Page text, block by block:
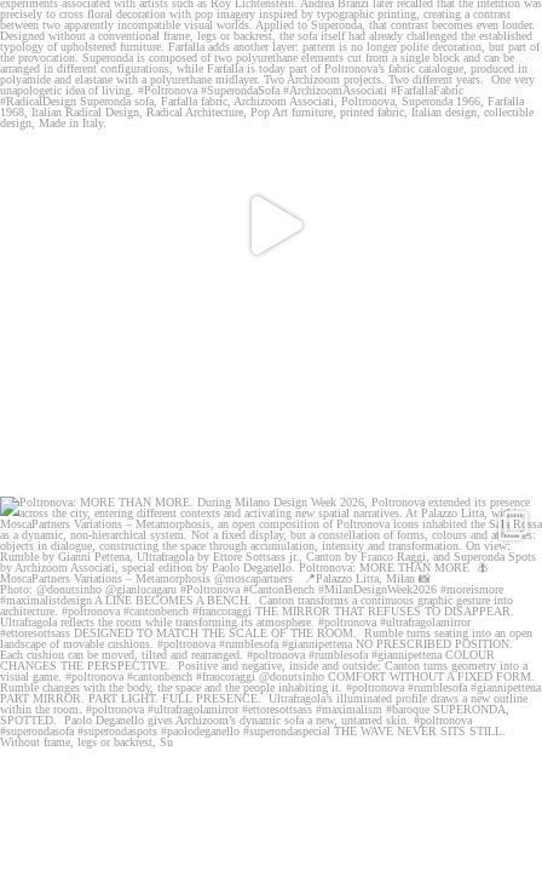
The Superonda sofa...
145 14
Poltronova: MORE THAN MORE.
During Milano...
110 0